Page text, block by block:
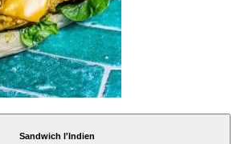
Sandwich l'Indien